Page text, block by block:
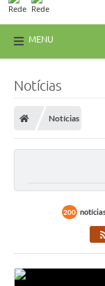
MENU
Notícias
Notícias
200